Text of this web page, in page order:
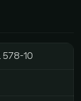
578-10